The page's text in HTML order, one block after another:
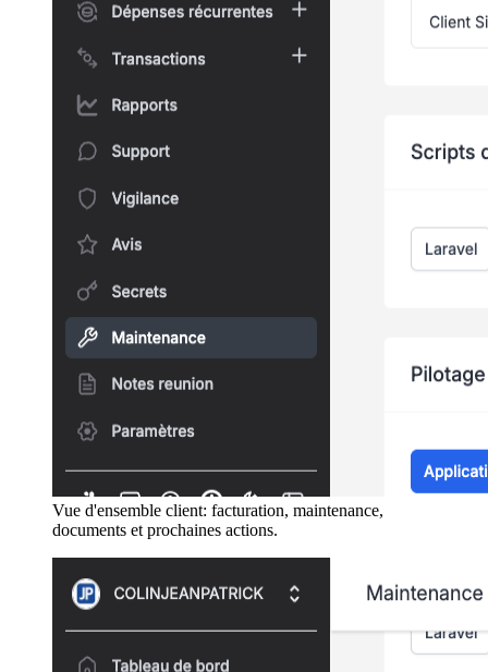
Vue d'ensemble client: facturation, maintenance,
documents et prochaines actions.